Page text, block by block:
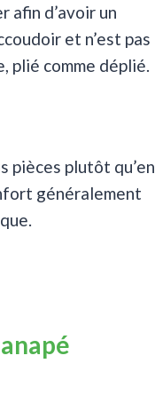
afin d’avoir un
et n’est pas
plié comme déplié.
pièces plutôt qu’en
généralement